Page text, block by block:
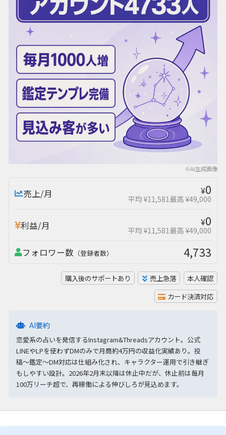
※AI生成画像
売上/月 ¥0
平均 ¥11,581最高 ¥49,000
利益/月 ¥0
平均 ¥11,581最高 ¥49,000
フォロワー数 （登録者数） 4,733
購入後のサポートあり 売上急落
本人確認
カード決済対応
AI要約
恋愛系の占いを発信するInstagram&Threadsアカウント。公式
LINEやLPを使わずDMのみで月商約4万円の収益化実績あり。投
稿〜鑑定〜DM対応は仕組み化され、キャラクター運用で引き継ぎ
もしやすい設計。2026年2月末以降は休止中だが、休止前は毎月
100万リーチ超で、再稼働による伸びしろが見込めます。